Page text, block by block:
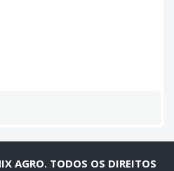
AGRO. TODOS OS DIREITOS